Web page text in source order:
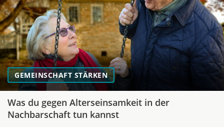
GEMEINSCHAFT STÄRKEN
Was du gegen Alterseinsamkeit in der
Nachbarschaft tun kannst